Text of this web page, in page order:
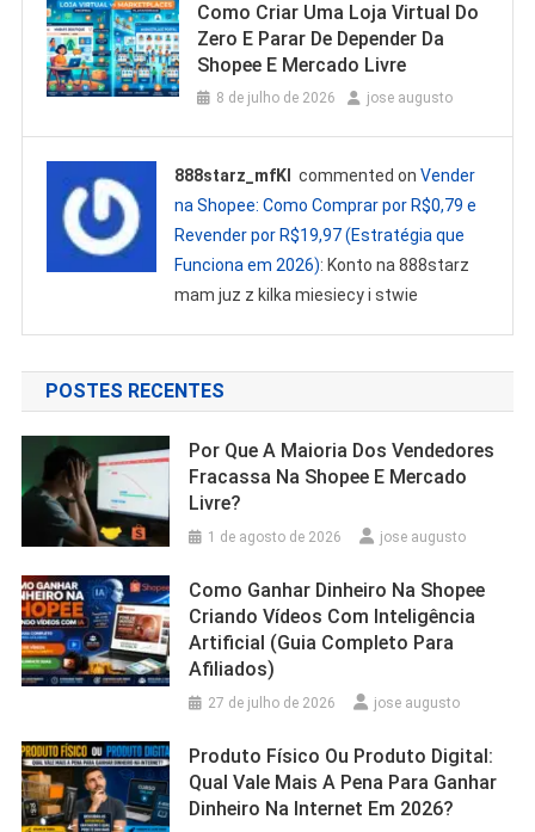
Como Criar Uma Loja Virtual Do
Zero E Parar De Depender Da
Shopee E Mercado Livre
8 de julho de 2026 jose augusto
888starz_mfKl commented onVender
na Shopee: Como Comprar por R$0,79 e
Revender por R$19,97 (Estratégia que
Funciona em 2026): Konto na 888starz
mam juz z kilka miesiecy i stwie
POSTES RECENTES
Por Que A Maioria Dos Vendedores
Fracassa Na Shopee E Mercado
Livre?
1 de agosto de 2026 jose augusto
Como Ganhar Dinheiro Na Shopee
Criando Vídeos Com Inteligência
Artificial (Guia Completo Para
Afiliados)
27 de julho de 2026 jose augusto
Produto Físico Ou Produto Digital:
Qual Vale Mais A Pena Para Ganhar
Dinheiro Na Internet Em 2026?